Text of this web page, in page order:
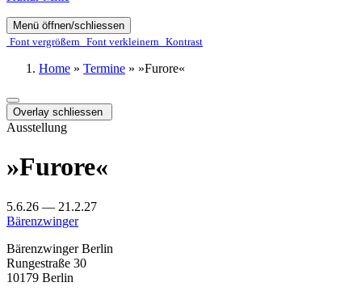
Menü öffnen/schliessen
Font ver­­größern Font ver­­kleinern Kontrast
Home » Termine » »Furore«
Overlay schliessen
Ausstellung
»Furore«
5.6.26 — 21.2.27
Bärenzwinger
Bärenzwinger Berlin
Rungestraße 30
10179 Berlin